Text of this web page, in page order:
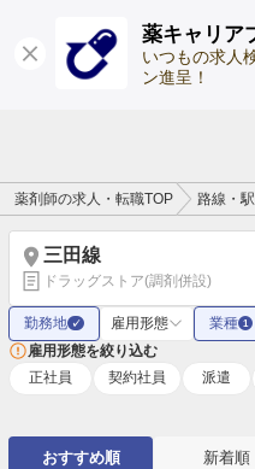
薬キャリア
いつもの求人
ン進呈！
薬剤師の求人・転職TOP 路線・
三田線
ドラッグストア(調剤併設)
勤務地 ✓ 雇用形態 業種 1
雇用形態を絞り込む
正社員
契約社員 派遣
おすすめ順 新着順